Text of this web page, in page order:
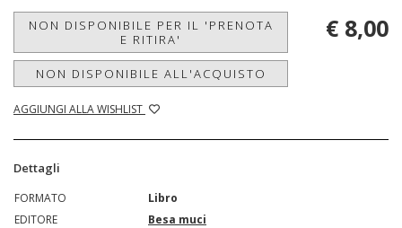
NON DISPONIBILE PER IL 'PRENOTA
E RITIRA'
NON DISPONIBILE ALL'ACQUISTO
AGGIUNGI ALLA WISHLIST
€ 8,00
Dettagli
FORMATO
Libro
EDITORE
Besa muci